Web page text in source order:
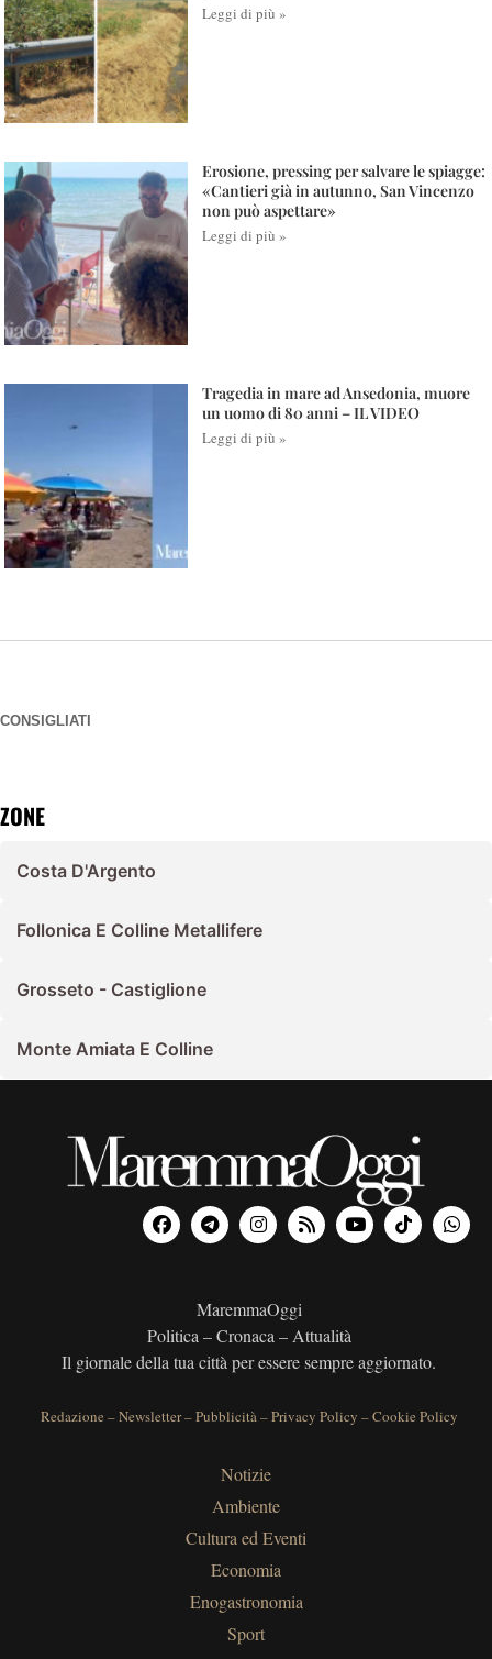
Leggi di più »
Erosione, pressing per salvare le spiagge:
«Cantieri già in autunno, San Vincenzo
non può aspettare»
Leggi di più »
Tragedia in mare ad Ansedonia, muore
un uomo di 80 anni – IL VIDEO
Leggi di più »
CONSIGLIATI
ZONE
Costa D'Argento
Follonica E Colline Metallifere
Grosseto - Castiglione
Monte Amiata E Colline
MaremmaOggi
Politica – Cronaca – Attualità
Il giornale della tua città per essere sempre aggiornato.
Redazione –Newsletter–Pubblicità–Privacy Policy –Cookie Policy
Notizie
Ambiente
Cultura ed Eventi
Economia
Enogastronomia
Sport